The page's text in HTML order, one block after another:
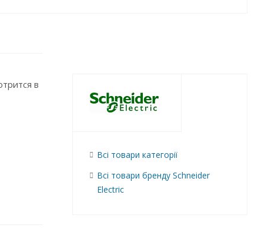
в
Всі товари категорії
Всі товари бренду Schneider
Electric